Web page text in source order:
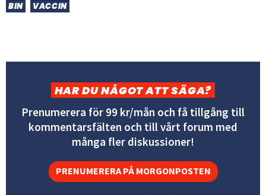
BIN VACCIN
HAR DU NÅGOT ATT SÄGA?
Prenumerera för 99 kr/mån och få tillgång till
kommentarsfälten och till vårt forum med
många fler diskussioner!
PRENUMERERA PÅ MORGONPOSTEN